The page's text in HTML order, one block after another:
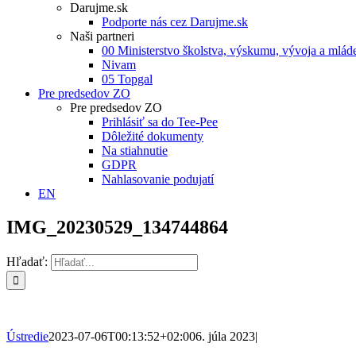
Darujme.sk
Podporte nás cez Darujme.sk
Naši partneri
00 Ministerstvo školstva, výskumu, vývoja a
Nivam
05 Topgal
Pre predsedov ZO
Pre predsedov ZO
Prihlásiť sa do Tee-Pee
Dôležité dokumenty
Na stiahnutie
GDPR
Nahlasovanie podujatí
EN
IMG_20230529_134744864
Hľadať:
Ústredie2023-07-06T00:13:52+02:006. júla 2023|